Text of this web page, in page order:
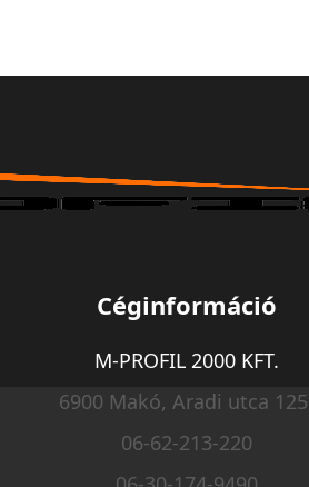
Céginformáció
M-PROFIL 2000 KFT.
6900 Makó, Aradi utca
06-62-213-220